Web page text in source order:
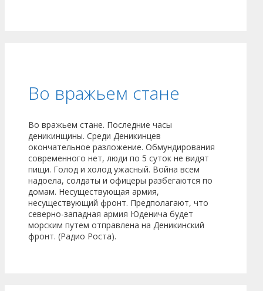
Во вражьем стане
Во вражьем стане. Последние часы
деникинщины. Среди Деникинцев
окончательное разложение. Обмундирования
современного нет, люди по 5 суток не видят
пищи. Голод и холод ужасный. Война всем
надоела, солдаты и офицеры разбегаются по
домам. Несуществующая армия,
несуществующий фронт. Предполагают, что
северно-западная армия Юденича будет
морским путем отправлена на Деникинский
фронт. (Радио Роста).